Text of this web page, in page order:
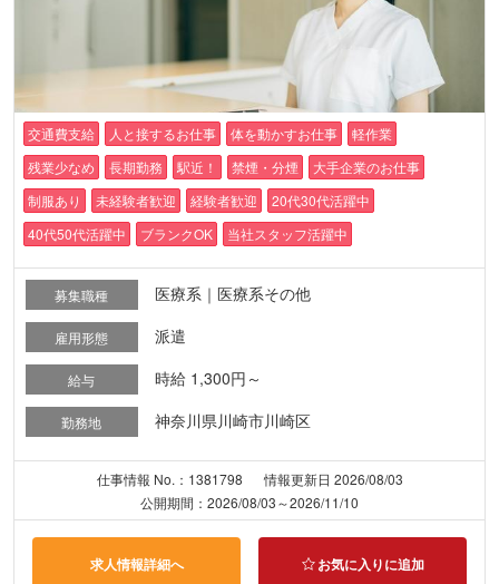
交通費支給 人と接するお仕事 体を動かすお仕事
軽作業
残業少なめ
長期勤務 駅近！ 禁煙・分煙
大手企業のお仕事
制服あり
未経験者歓迎 経験者歓迎
20代30代活躍中
40代50代活躍中
ブランクOK 当社スタッフ活躍中
募集職種 医療系｜医療系その他
雇用形態 派遣
給与 時給 1,300円～
勤務地 神奈川県川崎市川崎区
仕事情報 No.：1381798
情報更新日 2026/08/03
公開期間：2026/08/03～2026/11/10
求人情報詳細へ お気に入りに追加